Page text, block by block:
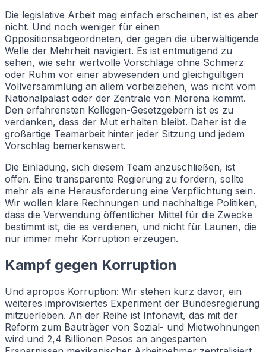
Die legislative Arbeit mag einfach erscheinen, ist es aber
nicht. Und noch weniger für einen
Oppositionsabgeordneten, der gegen die überwältigende
Welle der Mehrheit navigiert. Es ist entmutigend zu
sehen, wie sehr wertvolle Vorschläge ohne Schmerz
oder Ruhm vor einer abwesenden und gleichgültigen
Vollversammlung an allem vorbeiziehen, was nicht vom
Nationalpalast oder der Zentrale von Morena kommt.
Den erfahrensten Kollegen-Gesetzgebern ist es zu
verdanken, dass der Mut erhalten bleibt. Daher ist die
großartige Teamarbeit hinter jeder Sitzung und jedem
Vorschlag bemerkenswert.
Die Einladung, sich diesem Team anzuschließen, ist
offen. Eine transparente Regierung zu fordern, sollte
mehr als eine Herausforderung eine Verpflichtung sein.
Wir wollen klare Rechnungen und nachhaltige Politiken,
dass die Verwendung öffentlicher Mittel für die Zwecke
bestimmt ist, die es verdienen, und nicht für Launen, die
nur immer mehr Korruption erzeugen.
Kampf gegen Korruption
Und apropos Korruption: Wir stehen kurz davor, ein
weiteres improvisiertes Experiment der Bundesregierung
mitzuerleben. An der Reihe ist Infonavit, das mit der
Reform zum Bauträger von Sozial- und Mietwohnungen
wird und 2,4 Billionen Pesos an angesparten